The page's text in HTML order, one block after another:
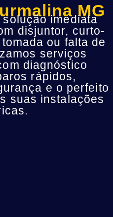
MG
imediata
disjuntor, curto-
ou falta de
serviços
diagnóstico
rápidos,
e o perfeito
suas instalações